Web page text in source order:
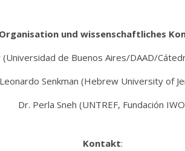
Organisation und wissenschaftliches
(Universidad de Buenos Aires/DAAD/
Senkman (Hebrew University of
Dr. Perla Sneh (UNTREF, Fundación
Kontakt: